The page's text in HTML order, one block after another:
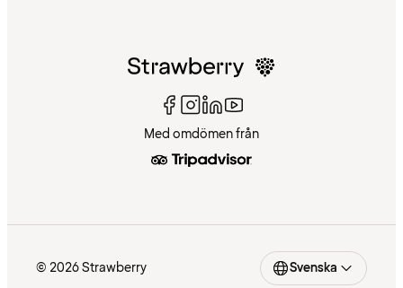
Med omdömen från
© 2026 Strawberry Svenska